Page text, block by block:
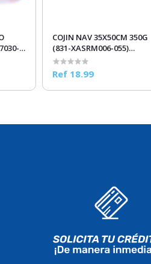
COJIN NAV 35X50CM 350G
(831-XASRM006-055)
CREMA/ROJO/VERDE
Ref 18.99